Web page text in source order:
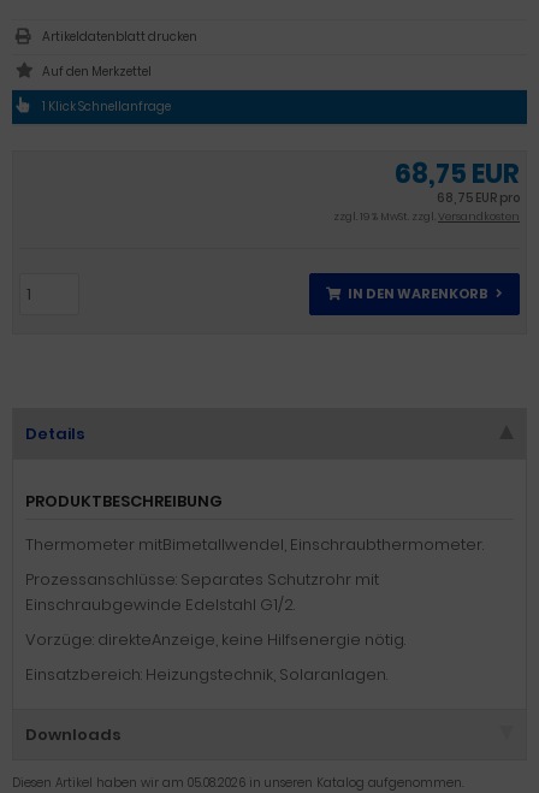
68,75 EUR
68,75 EUR pro
zzgl. 19 % MwSt. zzgl.Versandkosten
IN DEN WARENKORB
Artikeldatenblatt drucken
1 Klick Schnellanfrage
Details
PRODUKTBESCHREIBUNG
Thermometer mitBimetallwendel, Einschraubthermometer.
Prozessanschlüsse: Separates Schutzrohr mit
Einschraubgewinde Edelstahl G1/2.
Vorzüge: direkteAnzeige, keine Hilfsenergie nötig.
Einsatzbereich: Heizungstechnik, Solaranlagen.
Downloads
Diesen Artikel haben wir am 05.08.2026 in unseren Katalog aufgenommen.